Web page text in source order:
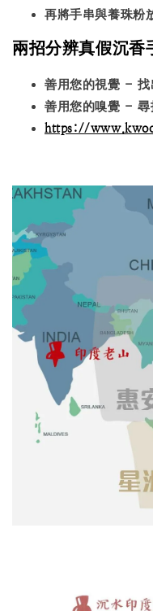
再將手串與養珠粉
兩招分辨真假沉香
善用您的視覺 - 找
善用您的嗅覺 - 尋
https://